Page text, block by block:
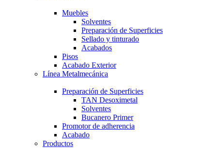
Muebles
Solventes
Preparación de Superficies
Sellado y tinturado
Acabados
Pisos
Acabado Exterior
Línea Metalmecánica
Preparación de Superficies
TAN Desoximetal
Solventes
Bucanero Primer
Promotor de adherencia
Acabado
Productos